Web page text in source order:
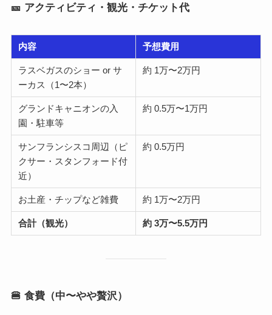
🎫 アクティビティ・観光・チケット代
内容 予想費用
ラスベガスのショー or サ
ーカス（1〜2本）
約 1万〜2万円
グランドキャニオンの入
園・駐車等
約 0.5万〜1万円
サンフランシスコ周辺（ピ
クサー・スタンフォード付
近）
約 0.5万円
お土産・チップなど雑費 約 1万〜2万円
合計（観光） 約 3万〜5.5万円
🍔 食費（中〜やや贅沢）